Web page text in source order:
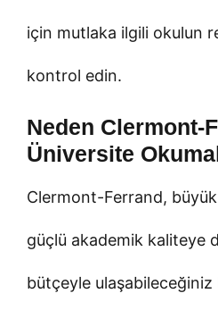
için mutlaka ilgili okulun
kontrol edin.
Neden Clermont-
Üniversite
Clermont-Ferrand,
güçlü akademik kaliteye
bütçeyle